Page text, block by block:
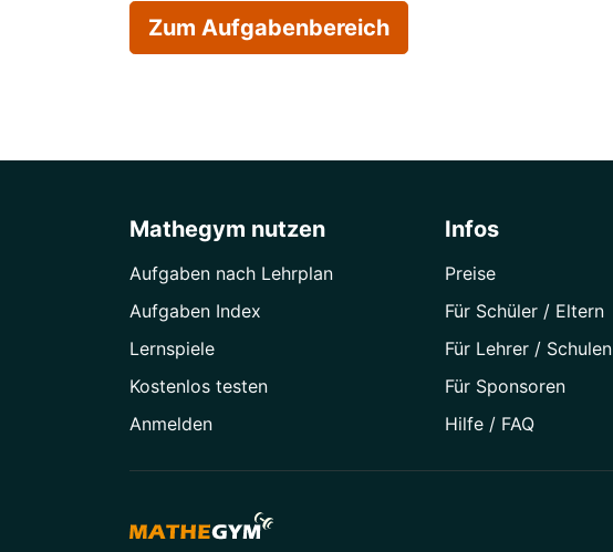
Zum Aufgabenbereich
Mathegym nutzen
Aufgaben nach Lehrplan
Aufgaben Index
Lernspiele
Kostenlos testen
Anmelden
Infos
Preise
Für Schüler / Eltern
Für Lehrer / Schulen
Für Sponsoren
Hilfe / FAQ